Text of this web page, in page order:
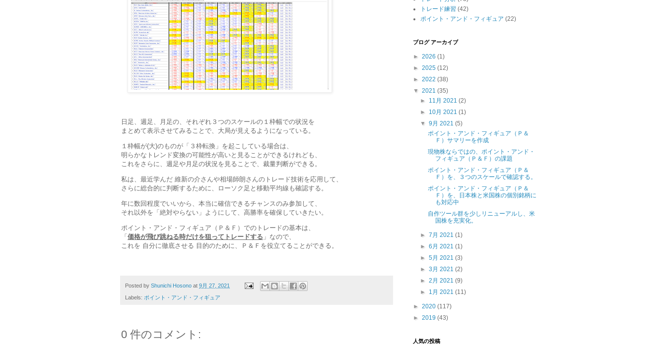
日足、週足、月足の、それぞれ３つのスケールの１枠幅での状況を
まとめて表示させてみることで、大局が見えるようになっている。
１枠幅が(大)のものが「３枠転換」を起こしている場合は、
明らかなトレンド変換の可能性が高いと見ることができるけれども、
これをさらに、週足や月足の状況を見ることで、裁量判断ができる。
私は、最近学んだ 維新の介さんや相場師朗さんのトレード技術を応用して、
さらに総合的に判断するために、ローソク足と移動平均線も確認する。
年に数回程度でいいから、本当に確信できるチャンスのみ参加して、
それ以外を「絶対やらない」ようにして、高勝率を確保していきたい。
ポイント・アンド・フィギュア（Ｐ＆Ｆ）でのトレードの基本は、
「 価格が飛び跳ねる時だけを狙ってトレードする 」なので、
これを 自分に徹底させる 目的のために、Ｐ＆Ｆを役立てることができる。
Posted by Shunichi Hosono at 9月 27, 2021
Labels: ポイント・アンド・フィギュア
0 件のコメント:
トレード練習 (42)
ポイント・アンド・フィギュア (22)
ブログ アーカイブ
► 2026 (1)
► 2025 (12)
► 2022 (38)
▼ 2021 (35)
► 11月 2021(2)
► 10月 2021(1)
▼9月 2021(5)
ポイント・アンド・フィギュア（Ｐ＆
Ｆ）サマリーを作成
現物株ならではの、ポイント・アンド・
フィギュア（Ｐ＆Ｆ）の課題
ポイント・アンド・フィギュア（Ｐ＆
Ｆ）を、３つのスケールで確認する。
ポイント・アンド・フィギュア（Ｐ＆
Ｆ）を、日本株と米国株の個別銘柄に
も対応中
自作ツール群を少しリニューアルし、米
国株を充実化。
►7月 2021(1)
►6月 2021(1)
►5月 2021(3)
►3月 2021(2)
►2月 2021(9)
► 1月 2021(11)
► 2020 (117)
► 2019 (43)
人気の投稿